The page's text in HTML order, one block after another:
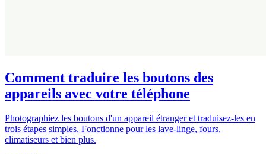
Comment traduire les boutons des
appareils avec votre téléphone
Photographiez les boutons d'un appareil étranger et traduisez-les en
trois étapes simples. Fonctionne pour les lave-linge, fours,
climatiseurs et bien plus.